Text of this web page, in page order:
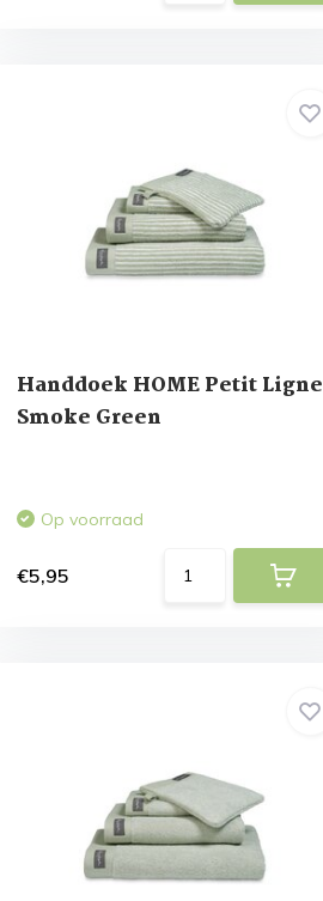
Handdoek HOME Petit Ligne
Smoke Green
Op voorraad
€5,95